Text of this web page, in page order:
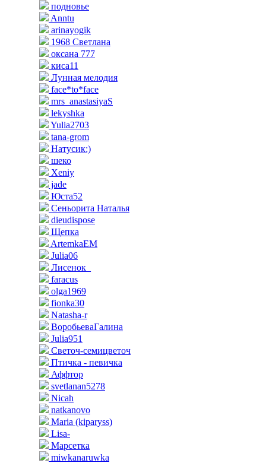
подновье
Anntu
arinayogik
1968 Светлана
оксана 777
киса11
Лунная мелодия
face*to*face
mrs_anastasiyaS
lekyshka
Yulia2703
tana-grom
Натусик:)
шеко
Xeniy
jade
Юста52
Сеньорита Наталья
dieudispose
Щепка
ArtemkaEM
Julia06
Лисенок_
faracus
olga1969
fionka30
Natasha-r
ВоробьеваГалина
Julia951
Светоч-семицветоч
Птичка - певичка
Аффтор
svetlanan5278
Nicah
natkanovo
Maria (kiparyss)
Lisa-
Марсетка
miwkanaruwka